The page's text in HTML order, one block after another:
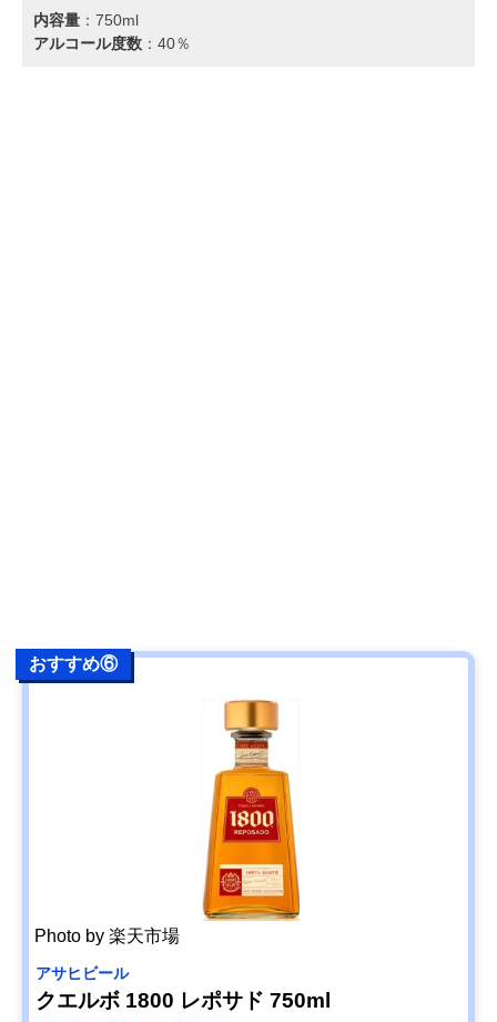
内容量 ：‎750ml
アルコール度数 ：40％
おすすめ⑥
Photo by 楽天市場
アサヒビール
クエルボ 1800 レポサド 750ml